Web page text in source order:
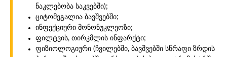
ნაკლებობა საკვებში);
ციტომეგალია ბავშვებში;
ინფექციური მონონუკლეოზი;
ფილტვის, თირკმლის ინფარქტი;
ფიზიოლოგიური (ჩვილებში, ბავშვებში სწრაფი ზრდის